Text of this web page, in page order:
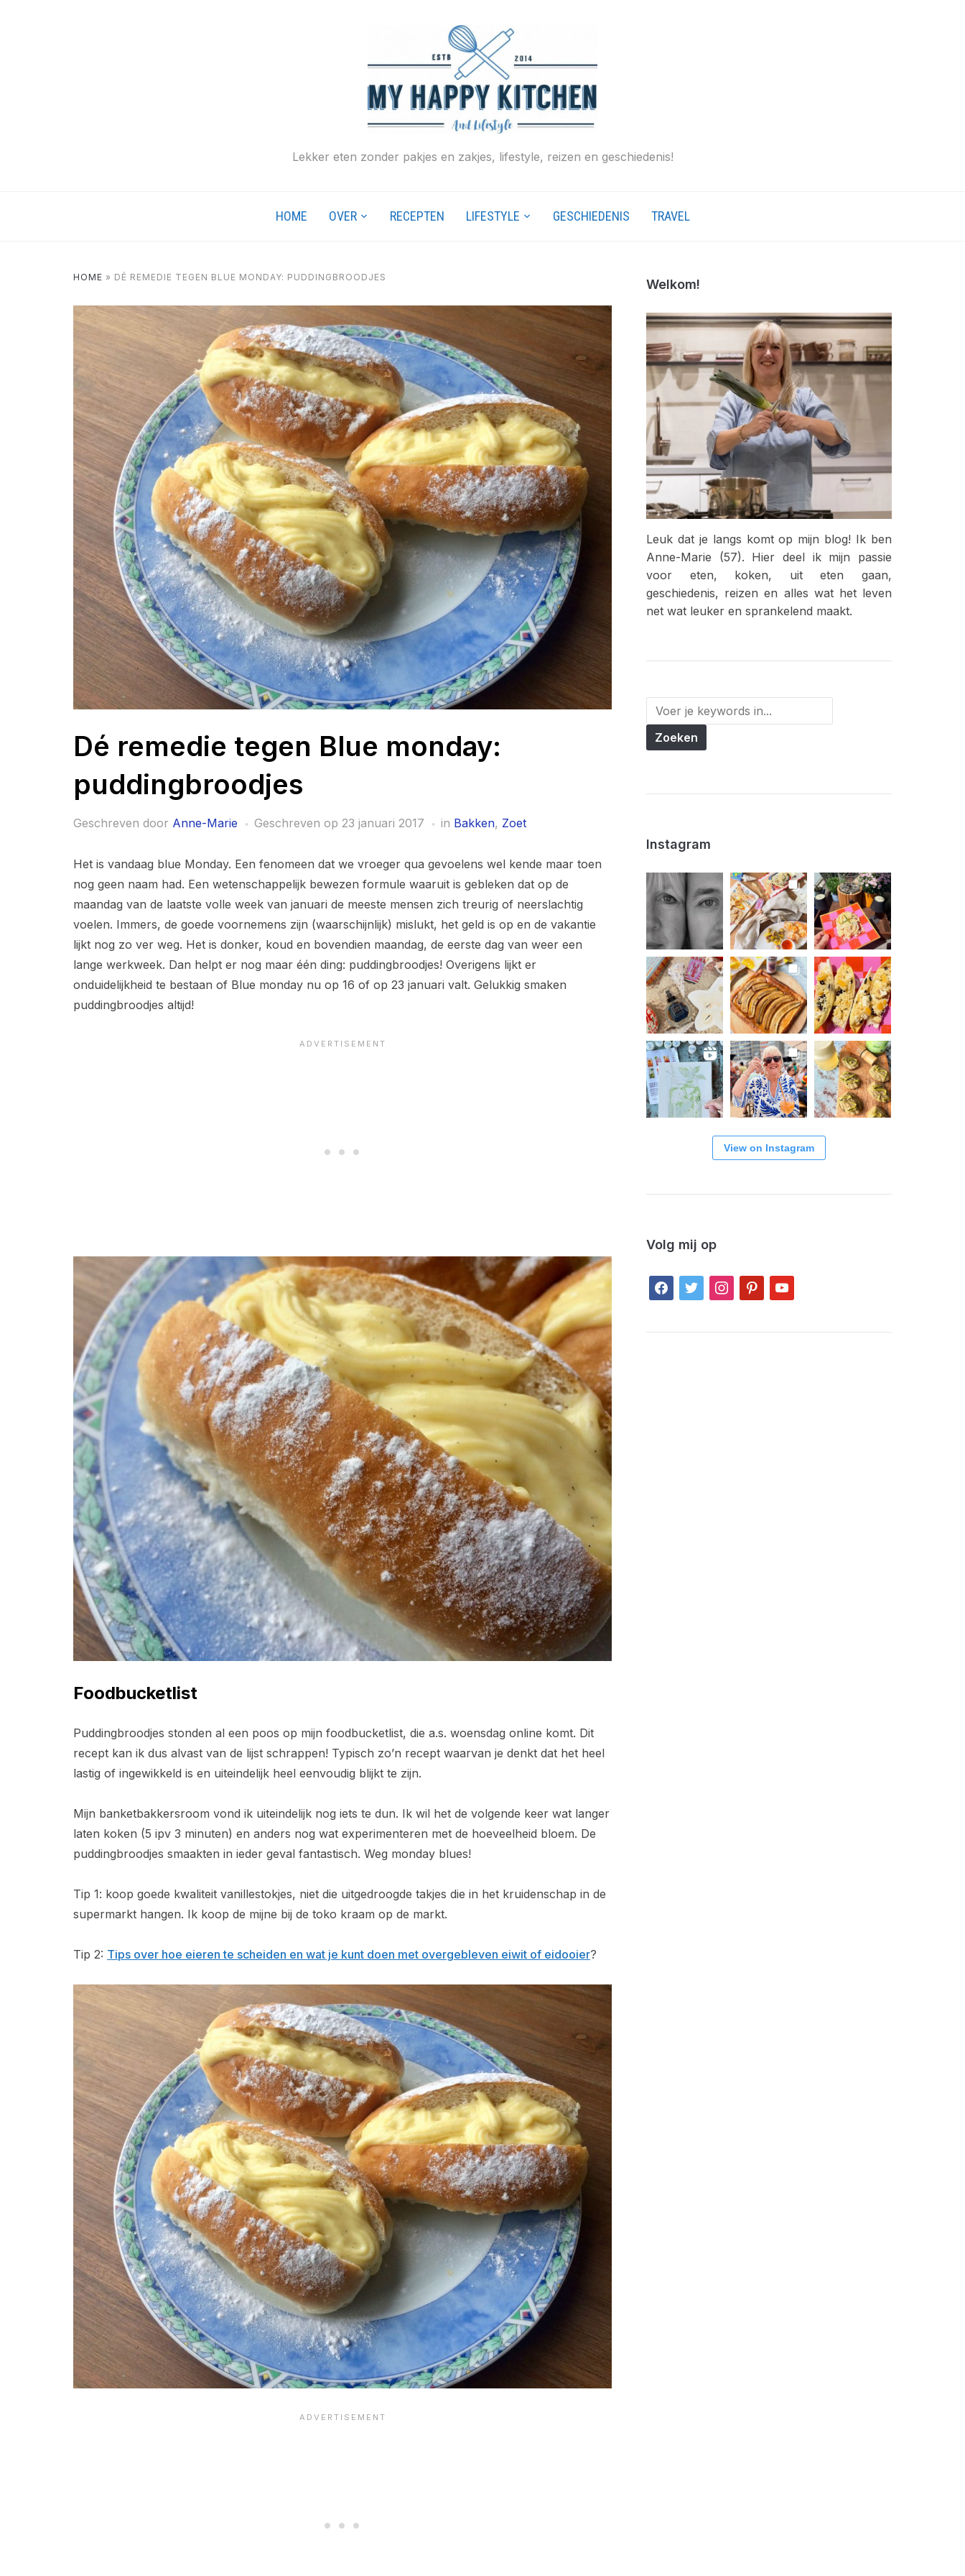
Lekker eten zonder pakjes en zakjes, lifestyle, reizen en geschiedenis!
HOME OVER RECEPTEN LIFESTYLE GESCHIEDENIS TRAVEL
HOME » DÉ REMEDIE TEGEN BLUE MONDAY: PUDDINGBROODJES
Dé remedie tegen Blue monday:
puddingbroodjes
Geschreven door Anne-Marie Geschreven op 23 januari 2017 in Bakken, Zoet
Het is vandaag blue Monday. Een fenomeen dat we vroeger qua gevoelens wel kende maar toen
nog geen naam had. Een wetenschappelijk bewezen formule waaruit is gebleken dat op de
maandag van de laatste volle week van januari de meeste mensen zich treurig of neerslachtig
voelen. Immers, de goede voornemens zijn (waarschijnlijk) mislukt, het geld is op en de vakantie
lijkt nog zo ver weg. Het is donker, koud en bovendien maandag, de eerste dag van weer een
lange werkweek. Dan helpt er nog maar één ding: puddingbroodjes! Overigens lijkt er
onduidelijkheid te bestaan of Blue monday nu op 16 of op 23 januari valt. Gelukkig smaken
puddingbroodjes altijd!
Foodbucketlist
Puddingbroodjes stonden al een poos op mijn foodbucketlist, die a.s. woensdag online komt. Dit
recept kan ik dus alvast van de lijst schrappen! Typisch zo’n recept waarvan je denkt dat het heel
lastig of ingewikkeld is en uiteindelijk heel eenvoudig blijkt te zijn.
Mijn banketbakkersroom vond ik uiteindelijk nog iets te dun. Ik wil het de volgende keer wat langer
laten koken (5 ipv 3 minuten) en anders nog wat experimenteren met de hoeveelheid bloem. De
puddingbroodjes smaakten in ieder geval fantastisch. Weg monday blues!
Tip 1: koop goede kwaliteit vanillestokjes, niet die uitgedroogde takjes die in het kruidenschap in de
supermarkt hangen. Ik koop de mijne bij de toko kraam op de markt.
Tip 2: Tips over hoe eieren te scheiden en wat je kunt doen met overgebleven eiwit of eidooier?
Welkom!
Leuk dat je langs komt op mijn blog! Ik ben
Anne-Marie (57). Hier deel ik mijn passie
voor eten, koken, uit eten gaan,
geschiedenis, reizen en alles wat het leven
net wat leuker en sprankelend maakt.
Instagram
View on Instagram
Volg mij op
facebook
twitter instagrampinterestyoutube